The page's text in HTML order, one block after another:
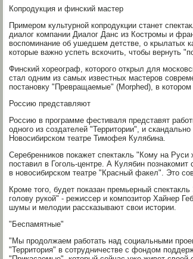
Копродукция и финский мастер
Примером культурной копродукции станет
диалог компании Диалог Данс из Костромы и
воспоминание об ушедшем детстве, о крылатых
которые важно успеть вскочить, чтобы вернуть
Финский хореограф, которого открыл для
стал одним из самых известных мастеров
постановку "Превращаемые" (Morphed), в
Россию представляют
Россию в программе фестиваля представят
одного из создателей "Территории", и
Новосибирском театре Тимофея Кулябина.
Серебренников покажет спектакль "Кому на
поставил в Гоголь-центре. А Кулябин
в новосибирском театре "Красный факел". Это
Кроме того, будет показан премьерный
голову рукой" - режиссер и композитор Хайнер
шумы и мелодии рассказывают свои истории.
"Беспамятные"
"Мы продолжаем работать над социальными
"Территория" в сотрудничестве с фондом